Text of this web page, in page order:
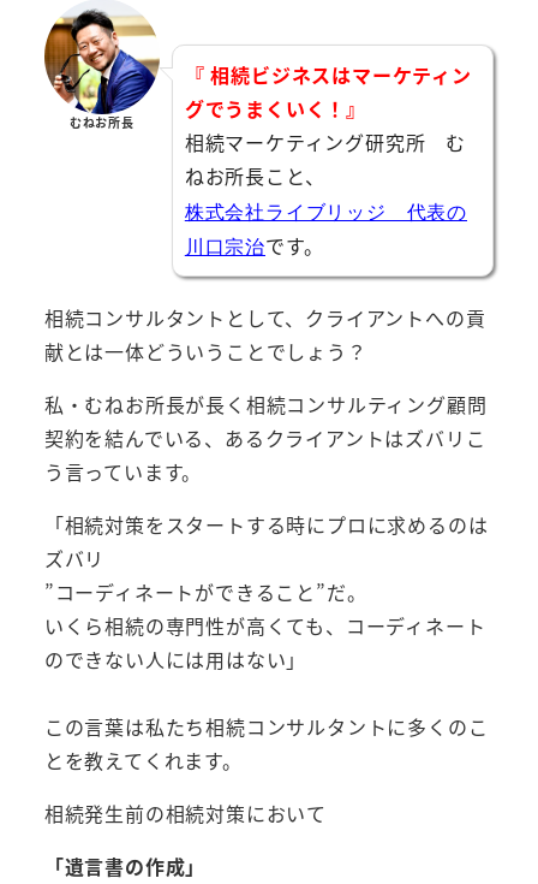
むねお所長
『 相続ビジネスはマーケティン
グでうまくいく！』
相続マーケティング研究所 む
ねお所長こと、
株式会社ライブリッジ 代表の
川口宗治です。
相続コンサルタントとして、クライアントへの貢
献とは一体どういうことでしょう？
私・むねお所長が長く相続コンサルティング顧問
契約を結んでいる、あるクライアントはズバリこ
う言っています。
「相続対策をスタートする時にプロに求めるのは
ズバリ
”コーディネートができること”だ。
いくら相続の専門性が高くても、コーディネート
のできない人には用はない」
この言葉は私たち相続コンサルタントに多くのこ
とを教えてくれます。
相続発生前の相続対策において
「遺言書の作成」